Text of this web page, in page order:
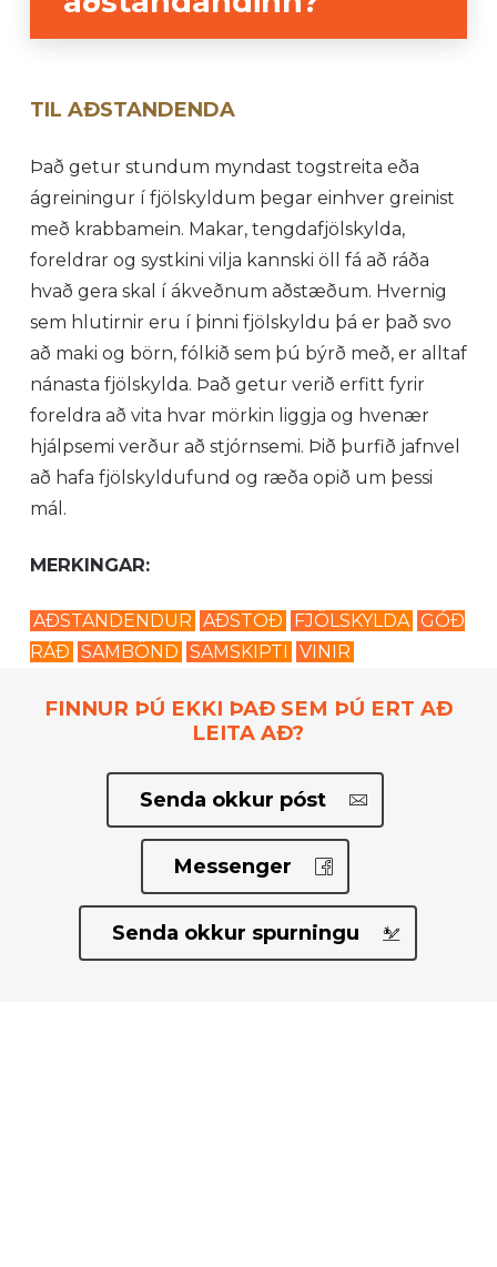
TIL AÐSTANDENDA
Það getur stundum myndast togstreita eða
ágreiningur í fjölskyldum þegar einhver greinist
með krabbamein. Makar, tengdafjölskylda,
foreldrar og systkini vilja kannski öll fá að ráða
hvað gera skal í ákveðnum aðstæðum. Hvernig
sem hlutirnir eru í þinni fjölskyldu þá er það svo
að maki og börn, fólkið sem þú býrð með, er alltaf
nánasta fjölskylda. Það getur verið erfitt fyrir
foreldra að vita hvar mörkin liggja og hvenær
hjálpsemi verður að stjórnsemi. Þið þurfið jafnvel
að hafa fjölskyldufund og ræða opið um þessi
mál.
MERKINGAR:
AÐSTANDENDUR AÐSTOÐ FJÖLSKYLDA GÓÐ
RÁÐ SAMBÖND SAMSKIPTI VINIR
FINNUR ÞÚ EKKI ÞAÐ SEM ÞÚ ERT AÐ
LEITA AÐ?
Senda okkur póst
Messenger
Senda okkur spurningu